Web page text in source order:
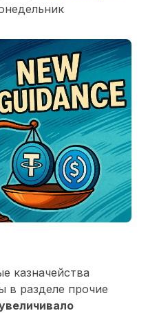
казначейства
в разделе прочие